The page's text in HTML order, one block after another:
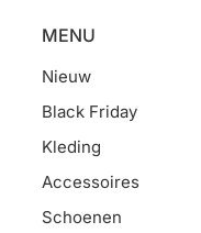
MENU
Nieuw
Black Friday
Kleding
Accessoires
Schoenen